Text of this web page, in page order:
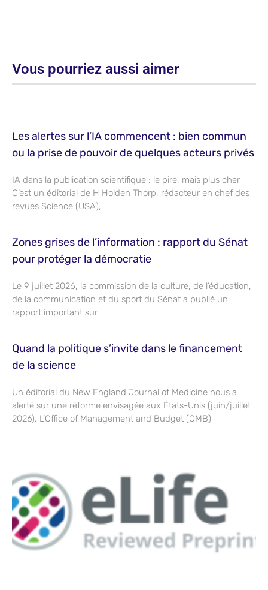
Vous pourriez aussi aimer
Les alertes sur l’IA commencent : bien commun
ou la prise de pouvoir de quelques acteurs privés
IA dans la publication scientifique : le pire, mais plus cher
C’est un éditorial de H Holden Thorp, rédacteur en chef des
revues Science (USA),
Zones grises de l’information : rapport du Sénat
pour protéger la démocratie
Le 9 juillet 2026, la commission de la culture, de l’éducation,
de la communication et du sport du Sénat a publié un
rapport important sur
Quand la politique s’invite dans le financement
de la science
Un éditorial du New England Journal of Medicine nous a
alerté sur une réforme envisagée aux États-Unis (juin/juillet
2026). L’Office of Management and Budget (OMB)